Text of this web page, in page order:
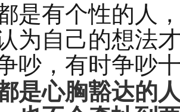
是有个性的人
为自己的想法
吵，有时争吵
是心胸豁达的